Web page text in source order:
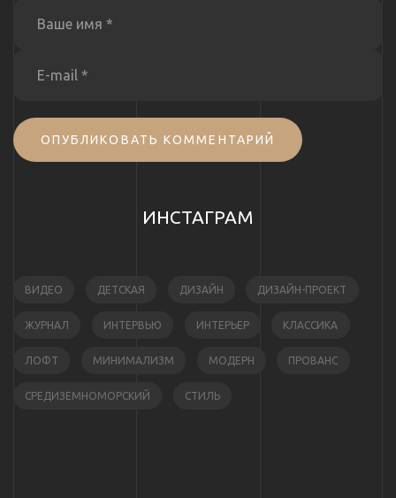
ОПУБЛИКОВАТЬ КОММЕНТАРИЙ
ИНСТАГРАМ
ВИДЕО ДЕТСКАЯ ДИЗАЙН ДИЗАЙН-ПРОЕКТ
ЖУРНАЛ ИНТЕРВЬЮ ИНТЕРЬЕР КЛАССИКА
ЛОФТ МИНИМАЛИЗМ МОДЕРН ПРОВАНС
СРЕДИЗЕМНОМОРСКИЙ СТИЛЬ